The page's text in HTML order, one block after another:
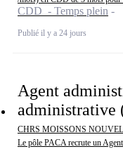
CDD - Temps plein
Publié il y a 24 jours
Agent
administrative
CHRS MOISSONS
Le pôle PACA recrute un